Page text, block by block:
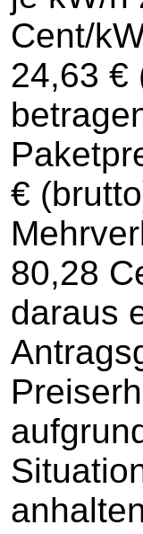
Cent/
24,63 €
€
80,28
daraus